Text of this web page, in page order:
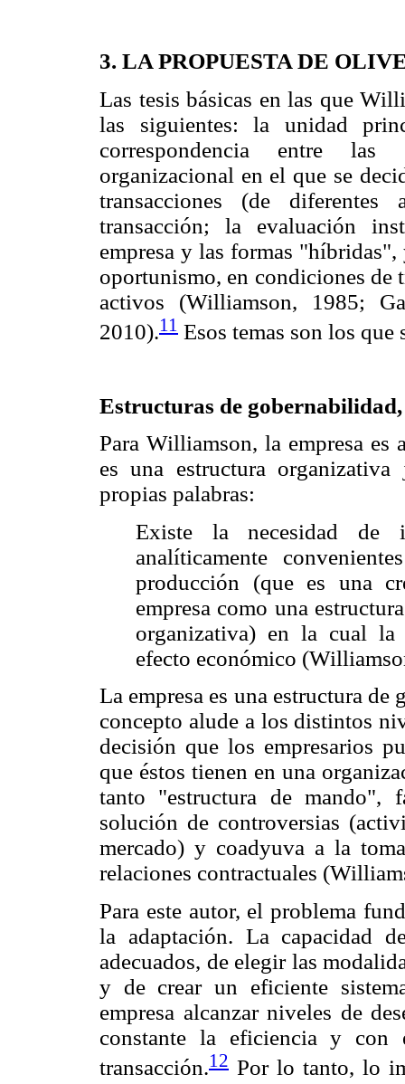
3. LA PROPUESTA DE
Las tesis básicas en las que
las siguientes: la unidad
correspondencia entre las
organizacional en el que se
transacciones (de
transacción; la evaluación
empresa y las formas
oportunismo, en condiciones de
activos (Williamson, 1985;
2010).11 Esos temas son los que
Estructuras de
Para Williamson, la empresa
es una estructura
propias palabras:
Existe la necesidad de
analíticamente
producción (que es una
empresa como una
organizativa) en la cual la
efecto económico
La empresa es una estructura
concepto alude a los distintos
decisión que los empresarios
que éstos tienen en una
tanto "estructura de
solución de controversias
mercado) y coadyuva a la
relaciones contractuales
Para este autor, el problema
la adaptación. La capacidad
adecuados, de elegir las
y de crear un eficiente
empresa alcanzar niveles de
constante la eficiencia y
transacción.12 Por lo tanto, lo